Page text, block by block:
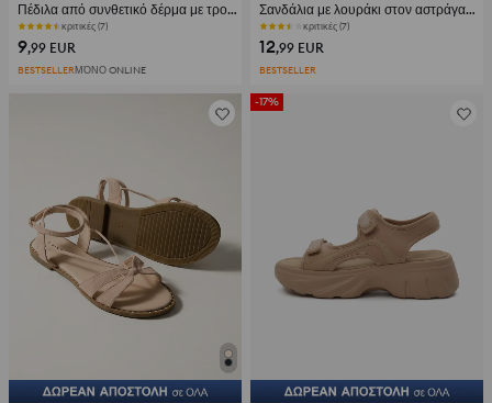
Πέδιλα από συνθετικό δέρμα με τρουκς και χρυσή αγκράφα
κριτικές (7)
9,99 EUR
BESTSELLERΜΌΝΟ ONLINE
Σανδάλια με λουράκι στον αστράγαλο και φιόγκο
κριτικές (7)
12,99 EUR
BESTSELLER
-17%